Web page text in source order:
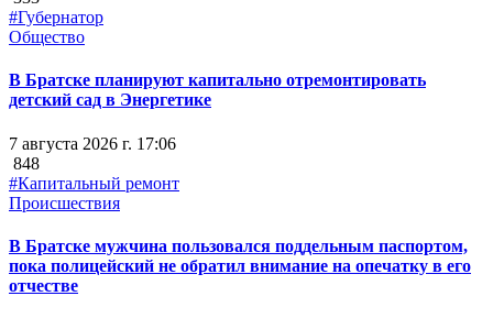
#Губернатор
Общество
В Братске планируют капитально отремонтировать
детский сад в Энергетике
7 августа 2026 г. 17:06
848
#Капитальный ремонт
Происшествия
В Братске мужчина пользовался поддельным паспортом,
пока полицейский не обратил внимание на опечатку в его
отчестве